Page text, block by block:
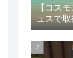
【コス
ュスで